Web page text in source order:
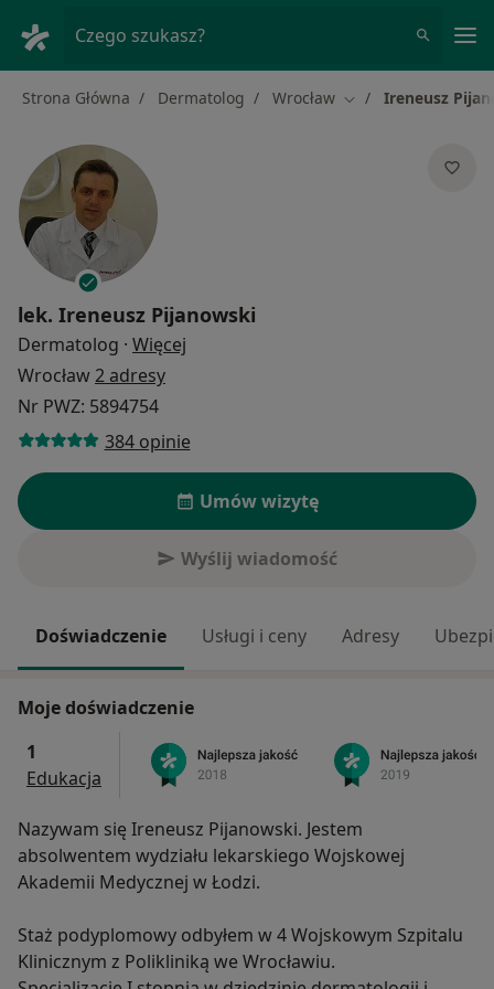
Czego szukasz?
Strona Główna Dermatolog Wrocław Zmień miasto
Ireneusz
lek. Ireneusz Pijanowski
Dermatolog · Więcej
Wrocław2 adresy
Nr PWZ: 5894754
384 opinie
Umów wizytę
Wyślij wiadomość
Doświadczenie Usługi i ceny Adresy
Moje doświadczenie
1
Edukacja
Nazywam się Ireneusz Pijanowski. Jestem
absolwentem wydziału lekarskiego Wojskowej
Akademii Medycznej w Łodzi.
Staż podyplomowy odbyłem w 4 Wojskowym Szpitalu
Klinicznym z Polikliniką we Wrocławiu.